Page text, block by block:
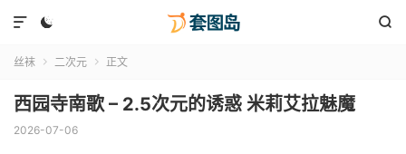
 

丝袜  二次元  正文
西园寺南歌 – 2.5次元的诱惑 米莉艾拉魅魔
2026-07-06